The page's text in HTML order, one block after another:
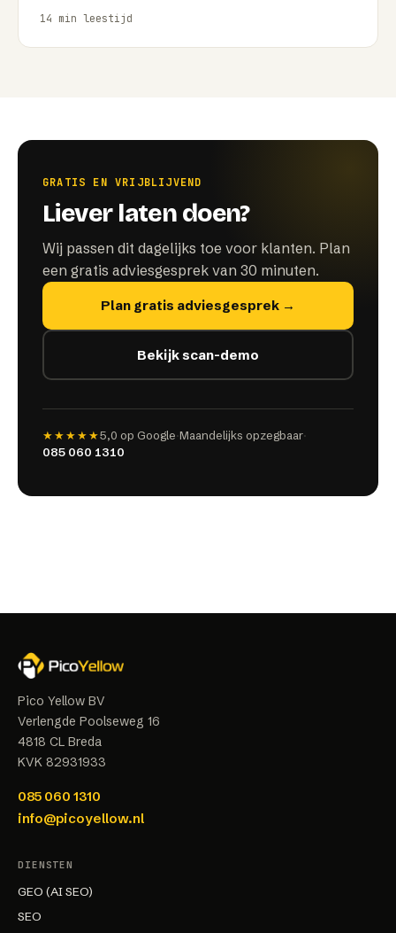
14 min leestijd
GRATIS EN VRIJBLIJVEND
Liever laten doen?
Wij passen dit dagelijks toe voor klanten. Plan
een gratis adviesgesprek van 30 minuten.
Plan gratis adviesgesprek →
Bekijk scan-demo
★★★★★5,0 op Google·Maandelijks opzegbaar·
085 060 1310
Pico Yellow BV
Verlengde Poolseweg 16
4818 CL Breda
KVK 82931933
085 060 1310
info@picoyellow.nl
DIENSTEN
GEO (AI SEO)
SEO